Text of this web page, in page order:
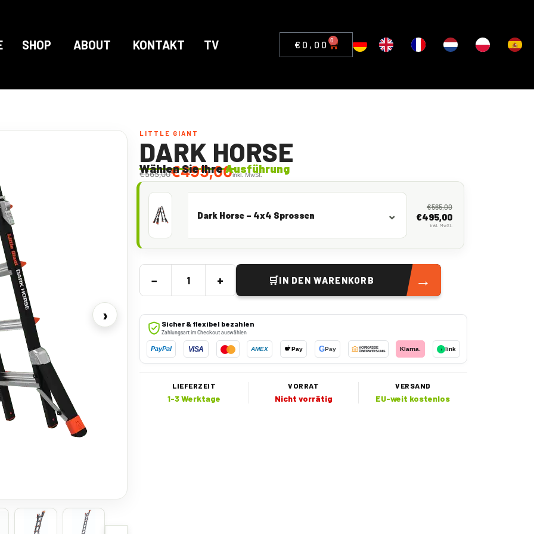
SHOP ABOUT KONTAKT TV € 0,00 0
›
LITTLE GIANT
DARK HORSE
€565,00€495,00inkl. MwSt.
Wählen Sie IhreAusführung
Dark Horse – 4x4 Sprossen
€565,00
€495,00
inkl. MwSt.
− + 🛒IN DEN WARENKORB →
Sicher & flexibel bezahlen
Zahlungsart im Checkout auswählen
PayPal VISA AMEX Pay GPay
VORKASSE
ÜBERWEISUNG
Klarna. › link
LIEFERZEIT
1-3 Werktage
VORRAT
Nicht vorrätig
VERSAND
EU-weit kostenlos